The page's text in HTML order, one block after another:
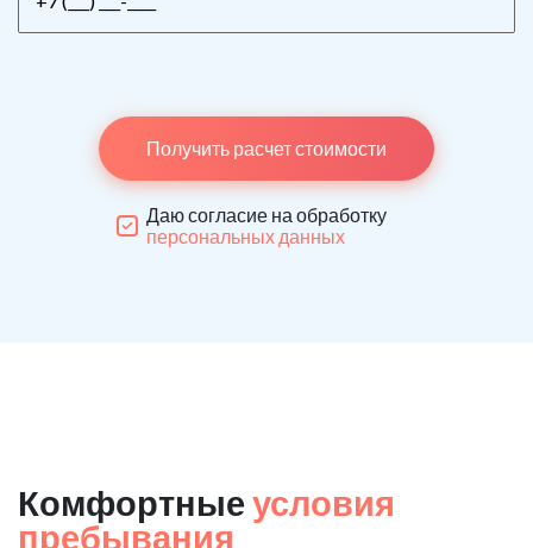
Получить расчет стоимости
Даю согласие на обработку
персональных данных
Комфортные условия
пребывания